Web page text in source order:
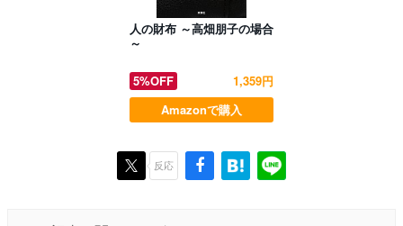
人の財布 ～高畑朋子の場合
～
5%OFF
1,359円
Amazonで購入
反応